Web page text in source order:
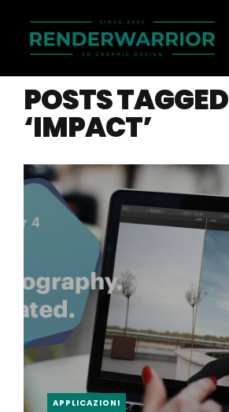
POSTS TAGGED
‘IMPACT’
APPLICAZIONI